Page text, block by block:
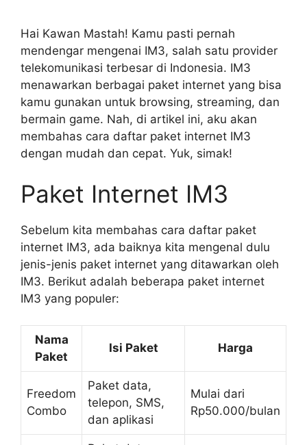
Hai Kawan Mastah! Kamu pasti pernah
mendengar mengenai IM3, salah satu provider
telekomunikasi terbesar di Indonesia. IM3
menawarkan berbagai paket internet yang bisa
kamu gunakan untuk browsing, streaming, dan
bermain game. Nah, di artikel ini, aku akan
membahas cara daftar paket internet IM3
dengan mudah dan cepat. Yuk, simak!
Paket Internet IM3
Sebelum kita membahas cara daftar paket
internet IM3, ada baiknya kita mengenal dulu
jenis-jenis paket internet yang ditawarkan oleh
IM3. Berikut adalah beberapa paket internet
IM3 yang populer:
Nama
Paket
Isi Paket Harga
Freedom
Combo
Paket data,
telepon, SMS,
dan aplikasi
Mulai dari
Rp50.000/bulan